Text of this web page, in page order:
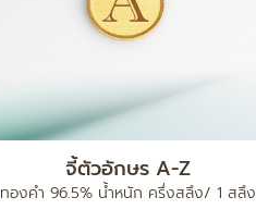
แหวน เต่าไป๊
ทองคำ 96.5% น้ำหนัก ครึ่งสลึง / 1 สลึง /